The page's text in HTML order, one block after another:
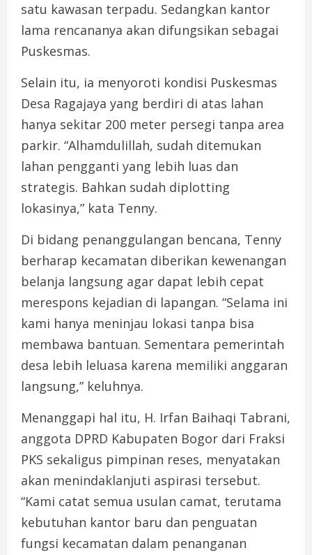
satu kawasan terpadu. Sedangkan kantor
lama rencananya akan difungsikan sebagai
Puskesmas.
Selain itu, ia menyoroti kondisi Puskesmas
Desa Ragajaya yang berdiri di atas lahan
hanya sekitar 200 meter persegi tanpa area
parkir. “Alhamdulillah, sudah ditemukan
lahan pengganti yang lebih luas dan
strategis. Bahkan sudah diplotting
lokasinya,” kata Tenny.
Di bidang penanggulangan bencana, Tenny
berharap kecamatan diberikan kewenangan
belanja langsung agar dapat lebih cepat
merespons kejadian di lapangan. “Selama ini
kami hanya meninjau lokasi tanpa bisa
membawa bantuan. Sementara pemerintah
desa lebih leluasa karena memiliki anggaran
langsung,” keluhnya.
Menanggapi hal itu, H. Irfan Baihaqi Tabrani,
anggota DPRD Kabupaten Bogor dari Fraksi
PKS sekaligus pimpinan reses, menyatakan
akan menindaklanjuti aspirasi tersebut.
“Kami catat semua usulan camat, terutama
kebutuhan kantor baru dan penguatan
fungsi kecamatan dalam penanganan